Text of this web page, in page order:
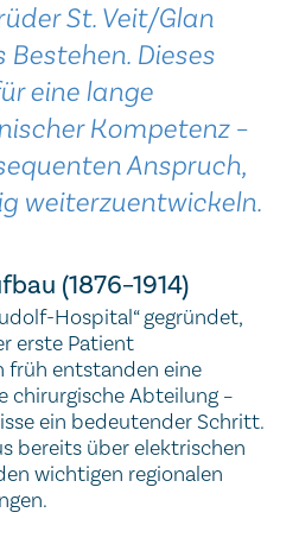
St. Veit/Glan
Dieses
eine lange
Kompetenz –
Anspruch,
weiterzuentwickeln.
(1876–1914)
Hospital“ gegründet,
erste Patient
früh entstanden eine
chirurgische Abteilung –
ein bedeutender Schritt.
bereits über elektrischen
wichtigen regionalen